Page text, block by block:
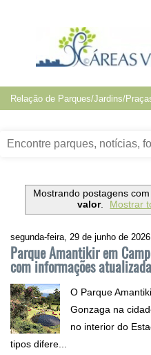
Mostrando postagens
valor. Mostrar
segunda-feira, 29 de junho de 2026
Parque Amantikir em
com informações
O Parque
Gonzaga na
no interior do
tipos difere...